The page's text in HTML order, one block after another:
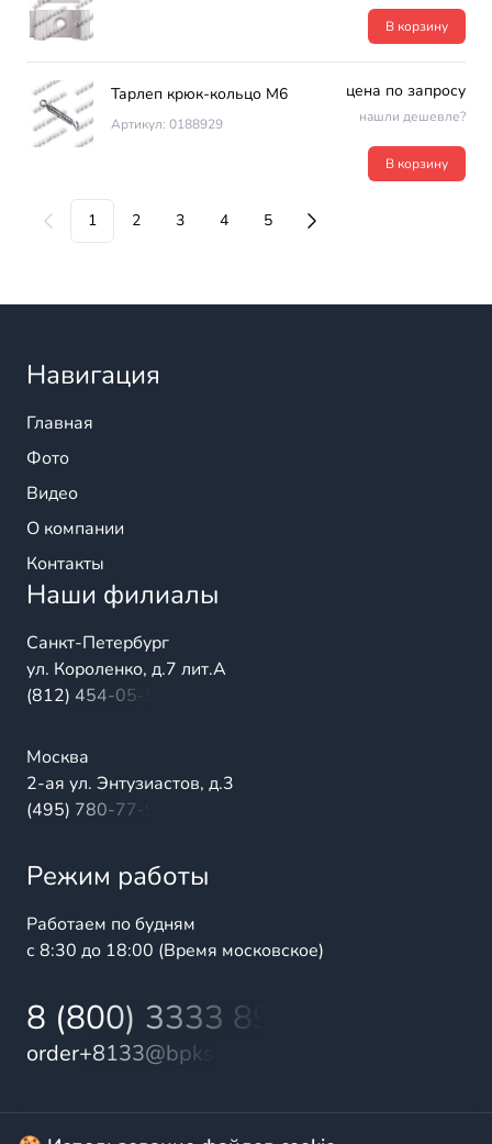
В корзину
Тарлеп крюк-кольцо М6
Артикул: 0188929
цена по запросу
нашли дешевле?
В корзину
1 2 3 4 5
Навигация
Главная
Фото
Видео
О компании
Контакты
Наши филиалы
Санкт-Петербург
ул. Короленко, д.7 лит.А
(812) 454-05-54
Москва
2-ая ул. Энтузиастов, д.3
(495) 780-77-98
Режим работы
Работаем по будням
с 8:30 до 18:00 (Время московское)
8 (800) 3333 899
order+8133@bpks.ru
© 2025 БалтПромКомплект — комплексные поставки